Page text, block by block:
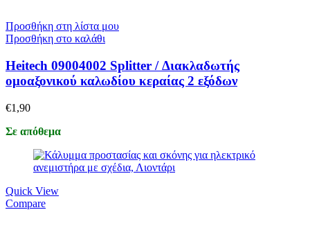
Προσθήκη στη λίστα μου
Προσθήκη στο καλάθι
Heitech 09004002 Splitter / Διακλαδωτής
ομοαξονικού καλωδίου κεραίας 2 εξόδων
€1,90
Σε απόθεμα
Quick View
Compare